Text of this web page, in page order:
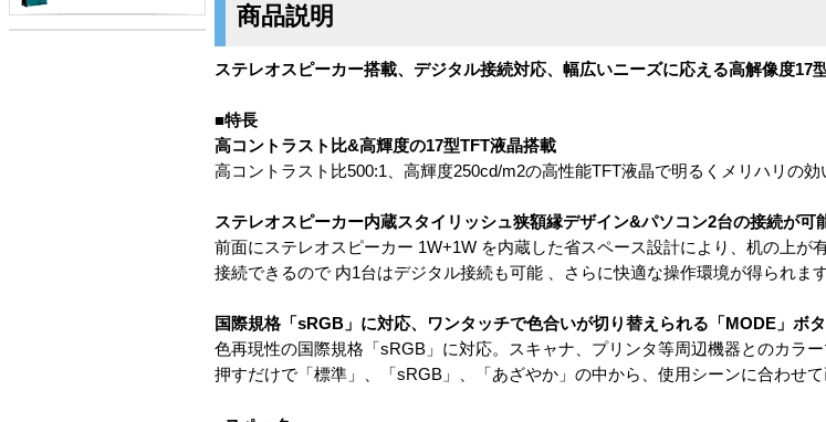
商品説明
ステレオスピーカー搭載、デジタル接続対応、幅広いニーズに応える高解像度17
■特長
高コントラスト比&高輝度の17型TFT液晶搭載
高コントラスト比500:1、高輝度250cd/m2の高性能TFT液晶で明るくメリハリの効
ステレオスピーカー内蔵スタイリッシュ狭額縁デザイン&パソコン2台の接続が可
前面にステレオスピーカー 1W+1W を内蔵した省スペース設計により、机の上が
接続できるので 内1台はデジタル接続も可能 、さらに快適な操作環境が得られます
国際規格「sRGB」に対応、ワンタッチで色合いが切り替えられる「MODE」ボ
色再現性の国際規格「sRGB」に対応。スキャナ、プリンタ等周辺機器とのカラ
押すだけで「標準」、「sRGB」、「あざやか」の中から、使用シーンに合わせ